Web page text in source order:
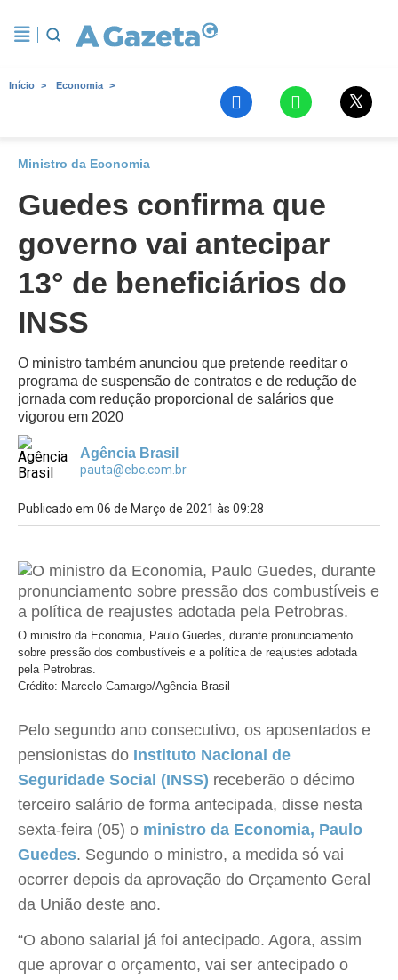
Início Economia
Ministro da Economia
Guedes confirma que
governo vai antecipar
13° de beneficiários do
INSS
O ministro também anunciou que pretende reeditar o
programa de suspensão de contratos e de redução de
jornada com redução proporcional de salários que
vigorou em 2020
Agência Brasil
pauta@ebc.com.br
Publicado em 06 de Março de 2021 às 09:28
O ministro da Economia, Paulo Guedes, durante pronunciamento
sobre pressão dos combustí­veis e a polí­tica de reajustes adotada
pela Petrobras.
Crédito: Marcelo Camargo/Agência Brasil
Pelo segundo ano consecutivo, os aposentados e
pensionistas do Instituto Nacional de
Seguridade Social (INSS) receberão o décimo
terceiro salário de forma antecipada, disse nesta
sexta-feira (05) o ministro da Economia, Paulo
Guedes. Segundo o ministro, a medida só vai
ocorrer depois da aprovação do Orçamento Geral
da União deste ano.
“O abono salarial já foi antecipado. Agora, assim
que aprovar o orçamento, vai ser antecipado o